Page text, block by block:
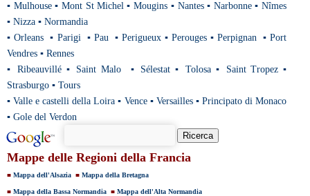
▪ Mulhouse▪Mont St Michel▪Mougins ▪ Nantes▪ Narbonne▪Nîmes
▪ Nizza ▪ Normandia
▪Orleans▪ Parigi▪ Pau ▪Perigueux ▪Perouges ▪ Perpignan▪Port
Vendres ▪ Rennes
▪ Ribeauvillé▪ Saint Malo ▪ Sélestat ▪ Tolosa▪ Saint Tropez ▪
Strasburgo ▪ Tours
▪Valle e castelli della Loira ▪ Vence ▪ Versailles▪Principato di Monaco
▪ Gole del Verdon
Mappe delle Regioni della Francia
■ Mappa dell'Alsazia ■ Mappa della Bretagna
■ Mappa della Bassa Normandia ■ Mappa dell'Alta Normandia